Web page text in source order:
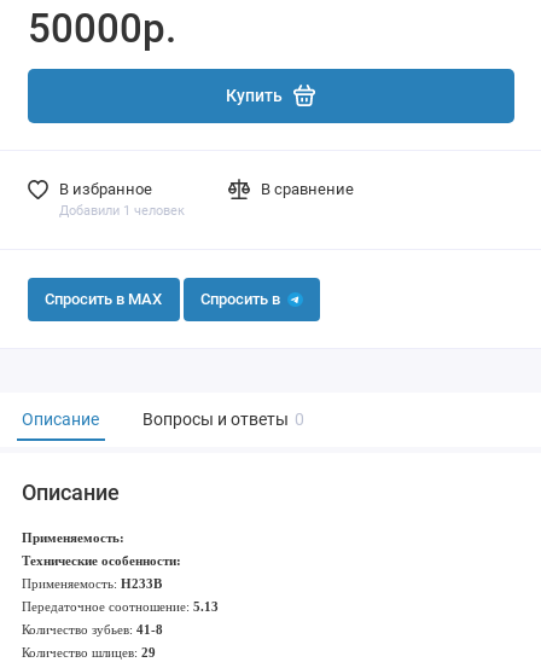
50000р.
Купить
В избранное
Добавили 1 человек
В сравнение
Спросить в MAX Спросить в
Описание Вопросы и ответы 0
Описание
Применяемость:
Технические особенности:
Применяемость: H233B
Передаточное соотношение: 5.13
Количество зубьев: 41-8
Количество шлицев: 29